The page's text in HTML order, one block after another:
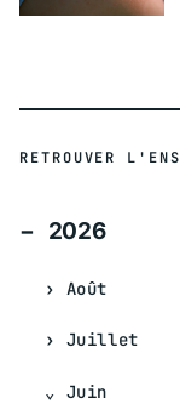
RETROUVER
2026
Août
Juillet
Juin